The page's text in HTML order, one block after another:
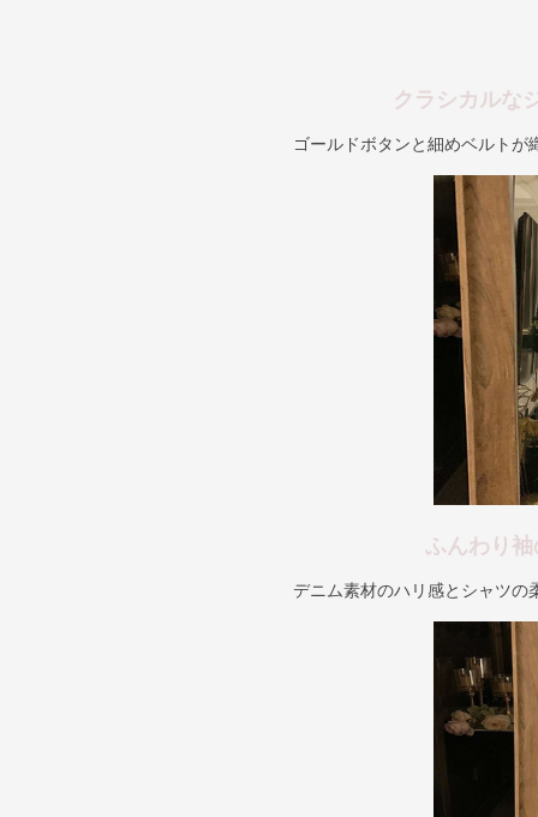
クラシカルな
ゴールドボタンと細めベルト
ふんわり
デニム素材のハリ感とシャツの